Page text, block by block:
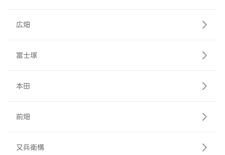
広畑
富士塚
本田
前畑
又兵衛構